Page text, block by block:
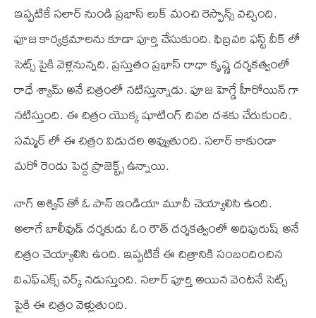
ఇప్పటికే సలార్ నుండి ప్రభాస్ లుక్ మంచి రెస్పాన్స్ వచ్చింది.
పూజ కార్యక్రమాలను కూడా పూర్తి చేసుకుంది. ఫిబ్రవరి ఫస్ట్ వీక్ లో
సెట్స్ పైకి వెళ్లనున్నది. ప్రస్తుతం ప్రభాస్ రాధా కృష్ణ దర్శకత్వంలో
రాధే శ్యామ్ అనే చిత్రంలో నటిస్తున్నాడు. పూజ హెగ్డే హీరోయిన్ గా
నటిస్తుంది. ఈ చిత్రం యొక్క షూటింగ్ చివరి దశకు చేరుకుంది.
సమ్మర్ లో ఈ చిత్రం విడుదల అవ్వుతుంది. సలార్ కాకుండా
మరో రెండు పెద్ద ప్రాజెక్ట్స్ ఉన్నాయి.
నాగ్ అశ్విన్ తో ఓ పాన్ ఇండియా మూవీ చెయ్యాలిసి ఉంది.
అలాగే బాలీవుడ్ దర్శకుడు ఓం రౌత్ దర్శకత్వంలో అధిపురుష్ అనే
చిత్రం చెయ్యాలిసి ఉంది. ఇప్పటికే ఈ చిత్రానికి సంబందించిన
వి‌ఎఫ్‌ఎక్స్ వర్క్ నడుస్తుంది. సలార్ పూర్తి అయిన వెంటనే సెట్స్
పైకి ఈ చిత్రం వెళ్లుతుంది.